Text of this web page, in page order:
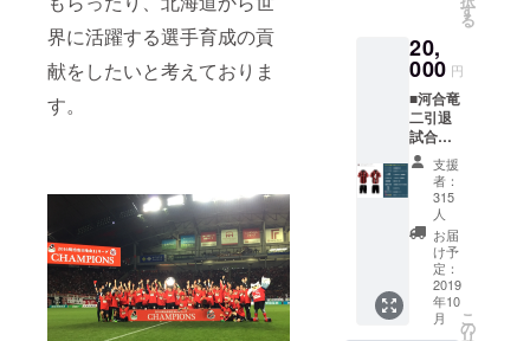
界に活躍する選手育成の貢
献をしたいと考えておりま
す。
す。
何度も
打ち合
わせを
繰り返
して完
成しま
したの
で、と
ても想
いが込
もったT
シャツ
です。
※S～
XXXLま
でご用
す
る
20,
000 円
■河合竜
二引退
試合ユ
ニ
フォー
ム 直筆
サイン
入り 引
退試合
で着用
するた
めに作
成する
支援
者：
315
人
お届
け予
定：
2019
年10
月
こ
の
リ